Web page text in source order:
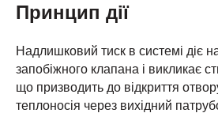
Принцип дії
Надлишковий тиск в системі діє
запобіжного клапана і викликає
що призводить до відкриття
теплоносія через вихідний